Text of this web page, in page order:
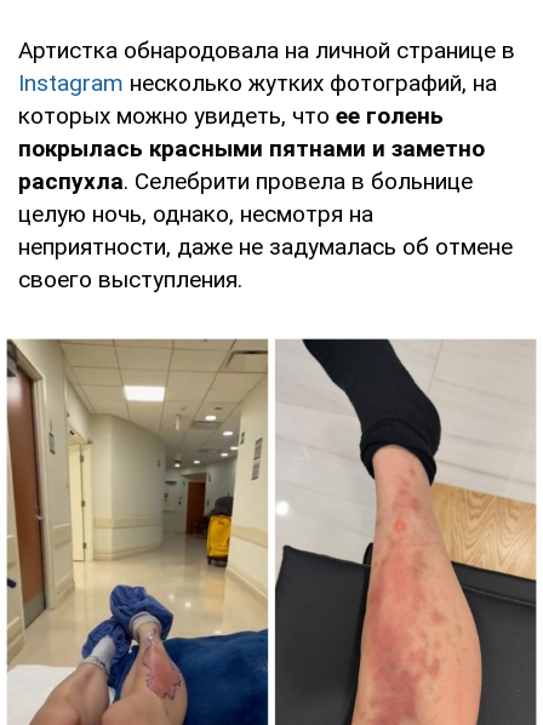
Артистка обнародовала на личной странице в
Instagram несколько жутких фотографий, на
которых можно увидеть, что ее голень
покрылась красными пятнами и заметно
распухла. Селебрити провела в больнице
целую ночь, однако, несмотря на
неприятности, даже не задумалась об отмене
своего выступления.